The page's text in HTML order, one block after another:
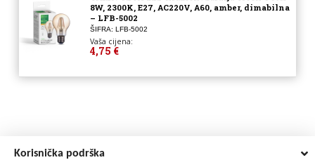
8W, 2300K, E27, AC220V, A60, amber, dimabilna
– LFB-5002
ŠIFRA: LFB-5002
Vaša cijena:
4,75 €
Korisnička podrška